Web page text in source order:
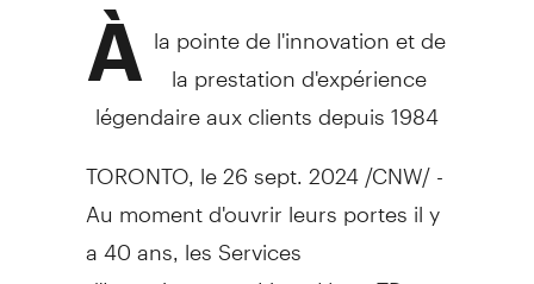
À la pointe de l'innovation et de
la prestation d'expérience
légendaire aux clients depuis 1984
TORONTO, le26 sept. 2024 /CNW/ -
Au moment d'ouvrir leurs portes il y
a 40 ans, les Services